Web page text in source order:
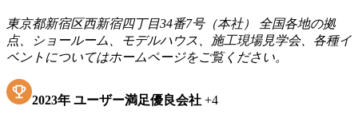
東京都新宿区西新宿四丁目34番7号（本社） 全国各地の拠
点、ショールーム、モデルハウス、施工現場見学会、各種イ
ベントについてはホームページをご覧ください。
2023年 ユーザー満足優良会社 +4